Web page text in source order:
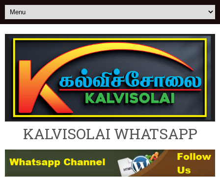
KALVISOLAI WHATSAPP